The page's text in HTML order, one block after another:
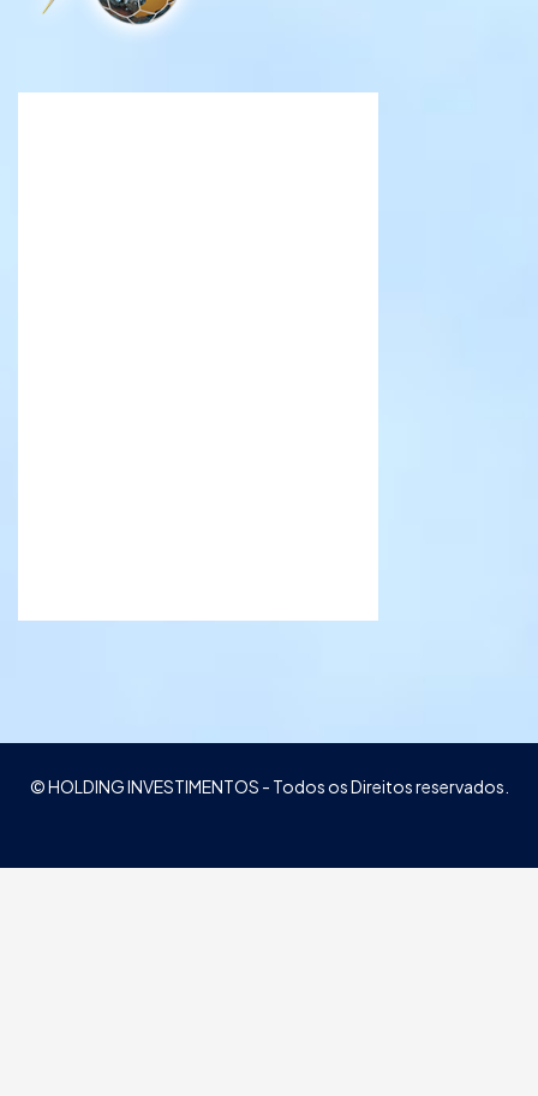
© HOLDING INVESTIMENTOS - Todos os Direitos reservados.